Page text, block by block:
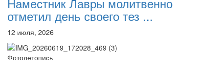
отметил день своего тез ...
12 июля, 2026
Фотолетопись